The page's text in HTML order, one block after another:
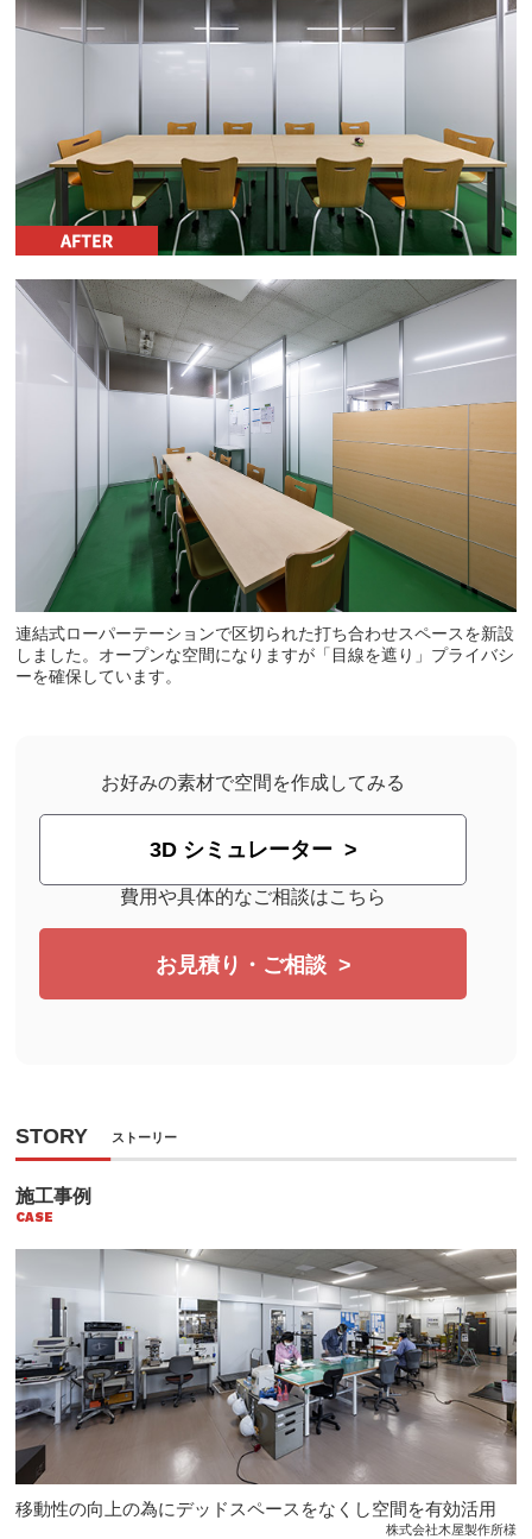
連結式ローパーテーションで区切られた打ち合わせスペースを新設
しました。オープンな空間になりますが「目線を遮り」プライバシ
ーを確保しています。
お好みの素材で空間を作成してみる
3D シミュレーター
費用や具体的なご相談はこちら
お見積り・ご相談
STORY ストーリー
施工事例
CASE
移動性の向上の為にデッドスペースをなくし空間を有効活用
株式会社木屋製作所様